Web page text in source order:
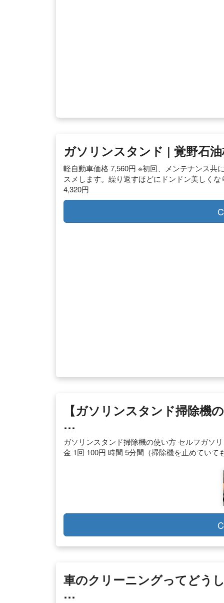
ガソリンスタンド | 覚野石
軽自動車価格 7,560円 ※初回、メンテナンス共
スメします。繰り返すほどにドンドン美しく
4,320円
【ガソリンスタンド掃除機
…
ガソリンスタンド掃除機の使い方 セルフガソ
金 1回 100円 時間 5分間（掃除機を止めてい
車のクリーニングってどう
…